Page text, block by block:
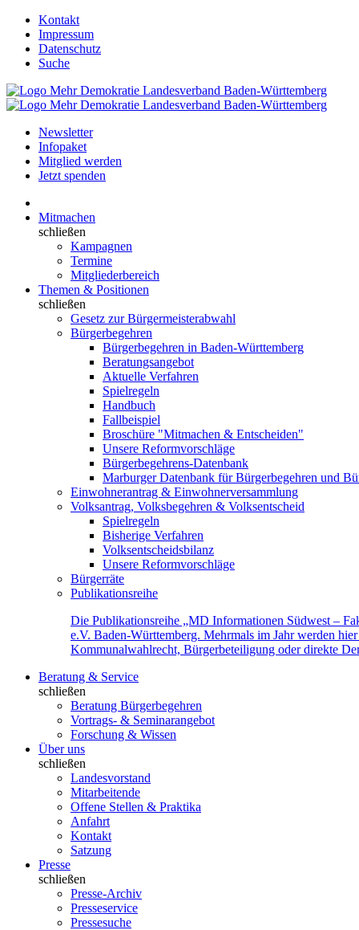
Kontakt
Impressum
Datenschutz
Suche
Newsletter
Infopaket
Mitglied werden
Jetzt spenden
Mitmachen
schließen
Kampagnen
Termine
Mitgliederbereich
Themen & Positionen
schließen
Gesetz zur Bürgermeisterabwahl
Bürgerbegehren
Bürgerbegehren in Baden-Württemberg
Beratungsangebot
Aktuelle Verfahren
Spielregeln
Handbuch
Fallbeispiel
Broschüre "Mitmachen & Entscheiden"
Unsere Reformvorschläge
Bürgerbegehrens-Datenbank
Marburger Datenbank für Bürgerbegehren und
Einwohnerantrag & Einwohnerversammlung
Volksantrag, Volksbegehren & Volksentscheid
Spielregeln
Bisherige Verfahren
Volksentscheidsbilanz
Unsere Reformvorschläge
Bürgerräte
Publikationsreihe
Die Publikationsreihe „MD Informationen Südwest –
e.V. Baden-Württemberg. Mehrmals im Jahr werden
Kommunalwahlrecht, Bürgerbeteiligung oder direkte
Beratung & Service
schließen
Beratung Bürgerbegehren
Vortrags- & Seminarangebot
Forschung & Wissen
Über uns
schließen
Landesvorstand
Mitarbeitende
Offene Stellen & Praktika
Anfahrt
Kontakt
Satzung
Presse
schließen
Presse-Archiv
Presseservice
Pressesuche